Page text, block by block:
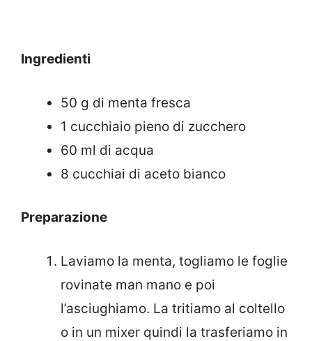
Ingredienti
50 g di menta fresca
1 cucchiaio pieno di zucchero
60 ml di acqua
8 cucchiai di aceto bianco
Preparazione
Laviamo la menta, togliamo le foglie
rovinate man mano e poi
l’asciughiamo. La tritiamo al coltello
o in un mixer quindi la trasferiamo in